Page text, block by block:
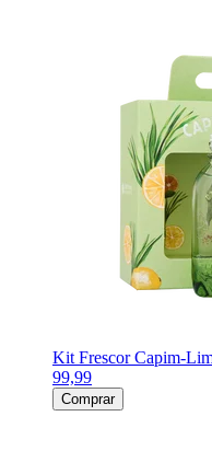
Kit Frescor Capim-
99,99
Comprar